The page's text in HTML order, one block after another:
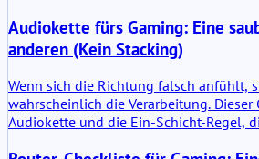
Audiokette fürs Gaming: Eine
anderen (Kein Stacking)
Wenn sich die Richtung falsch anfühlt,
wahrscheinlich die Verarbeitung. Dieser
Audiokette und die Ein-Schicht-Regel,